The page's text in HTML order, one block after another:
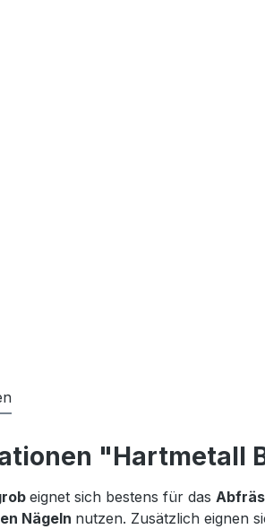
"Hartmetall
eignet sich bestens für das
Nägeln nutzen. Zusätzlich eignen